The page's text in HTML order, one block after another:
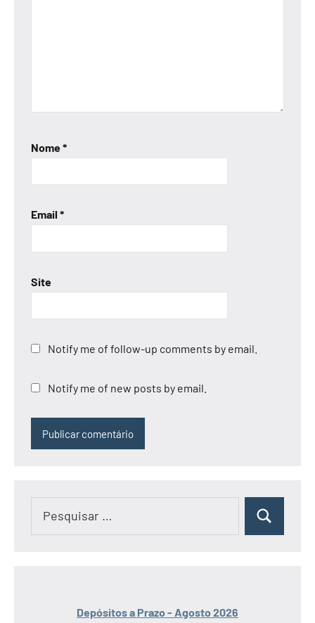
Nome*
Email *
Site
Notify me of follow-up comments by email.
Notify me of new posts by email.
Pesquisar
Depósitos a Prazo - Agosto 2026